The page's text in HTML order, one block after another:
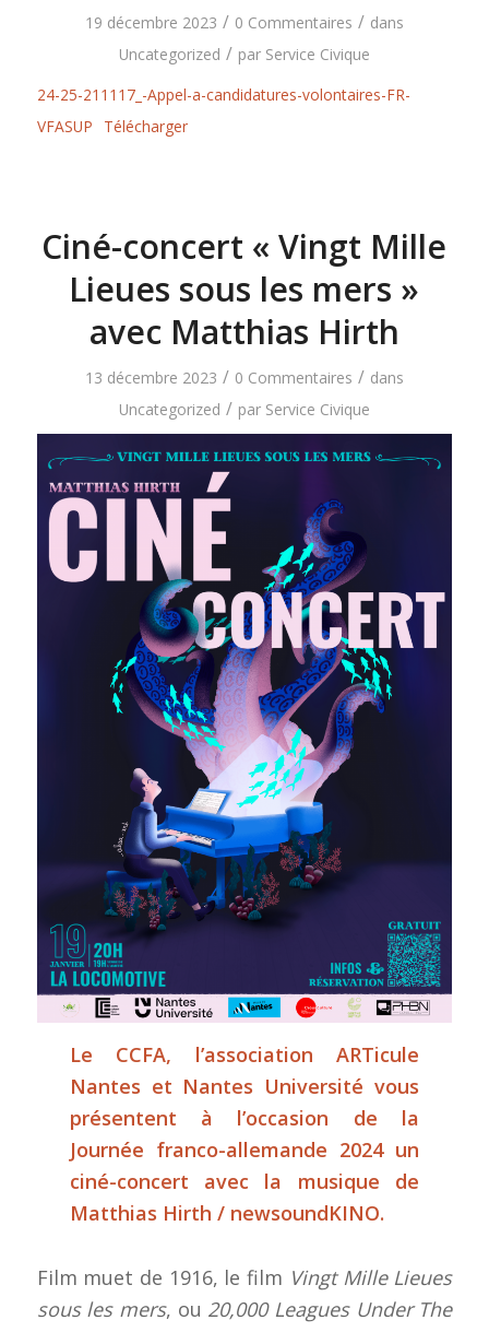
19 décembre 2023 / 0 Commentaires / dans
Uncategorized / par Service Civique
24-25-211117_-Appel-a-candidatures-volontaires-FR-
VFASUP
Télécharger
Ciné-concert « Vingt Mille
Lieues sous les mers »
avec Matthias Hirth
13 décembre 2023 / 0 Commentaires / dans
Uncategorized / par Service Civique
Le CCFA, l’association ARTicule
Nantes et Nantes Université vous
présentent à l’occasion de la
Journée franco-allemande 2024 un
ciné-concert avec la musique de
Matthias Hirth / newsoundKINO.
Film muet de 1916, le film Vingt Mille Lieues
sous les mers, ou 20,000 Leagues Under The